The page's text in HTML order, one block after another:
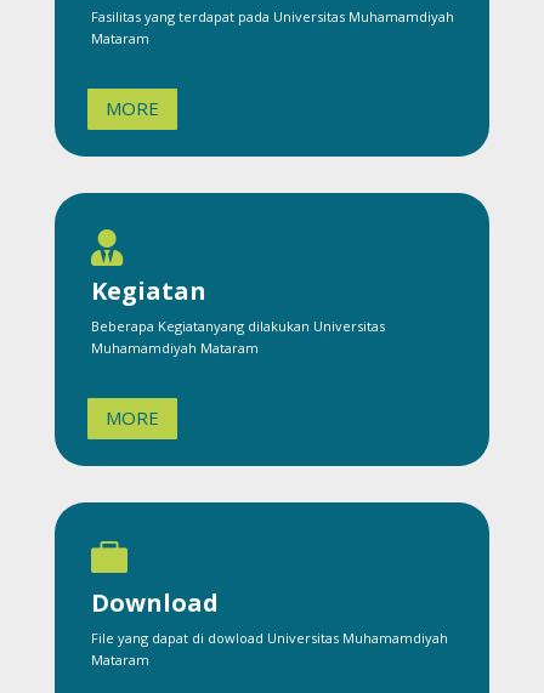
Fasilitas yang terdapat pada Universitas Muhamamdiyah
Mataram
MORE

Kegiatan
Beberapa Kegiatanyang dilakukan Universitas
Muhamamdiyah Mataram
MORE

Download
File yang dapat di dowload Universitas Muhamamdiyah
Mataram